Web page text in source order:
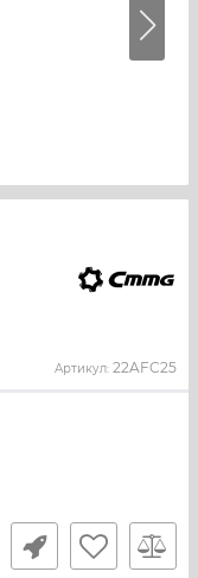
Артикул: 22AFC25